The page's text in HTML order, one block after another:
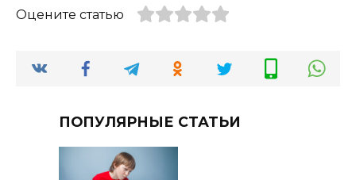
Оцените статью
ПОПУЛЯРНЫЕ СТАТЬИ